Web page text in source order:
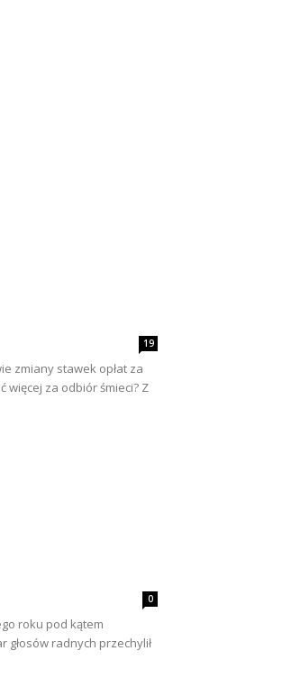
19
zmiany stawek opłat za
więcej za odbiór śmieci? Z
0
roku pod kątem
głosów radnych przechylił